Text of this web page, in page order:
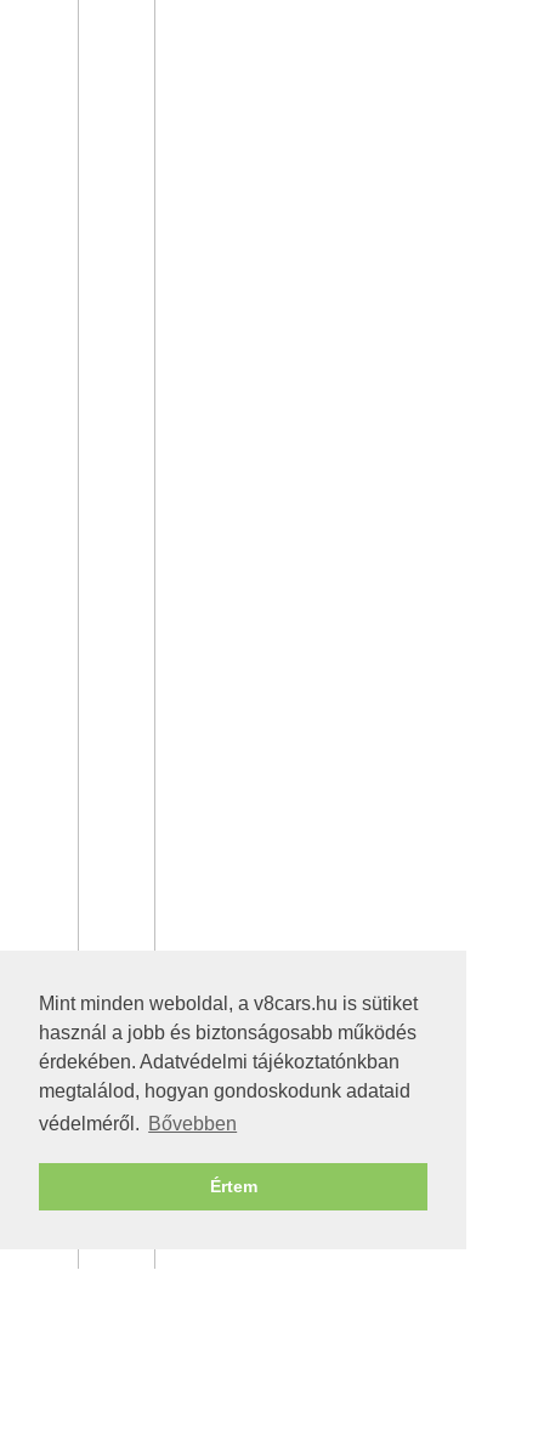
Mint minden weboldal, a v8cars.hu is sütiket
használ a jobb és biztonságosabb működés
érdekében. Adatvédelmi tájékoztatónkban
megtalálod, hogyan gondoskodunk adataid
védelméről. Bővebben
Értem